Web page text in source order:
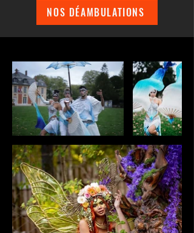
NOS DÉAMBULATIONS